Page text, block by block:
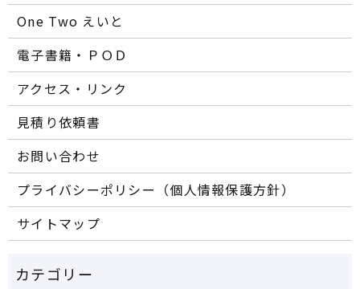
One Two えいと
電子書籍・ＰＯＤ
アクセス・リンク
見積り依頼書
お問い合わせ
プライバシーポリシー（個人情報保護方針）
サイトマップ